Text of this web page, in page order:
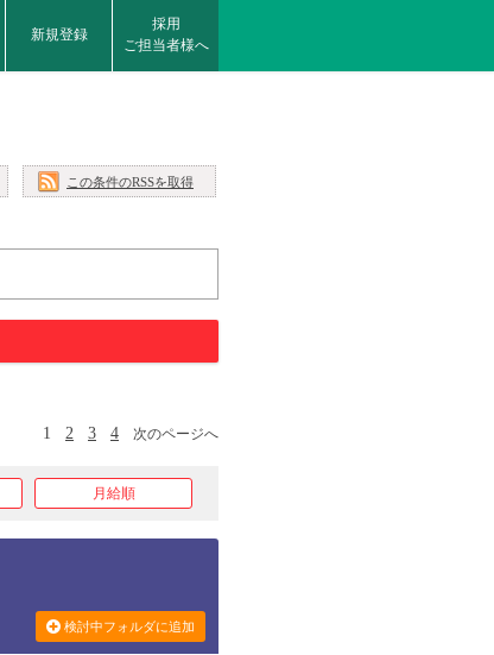
新規登録
採用
ご担当者様へ
この条件のRSSを取得
1 2 3 4 次のページへ
月給順
検討中フォルダに追加